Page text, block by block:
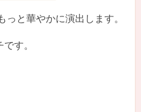
と華やかに演出します。
す。